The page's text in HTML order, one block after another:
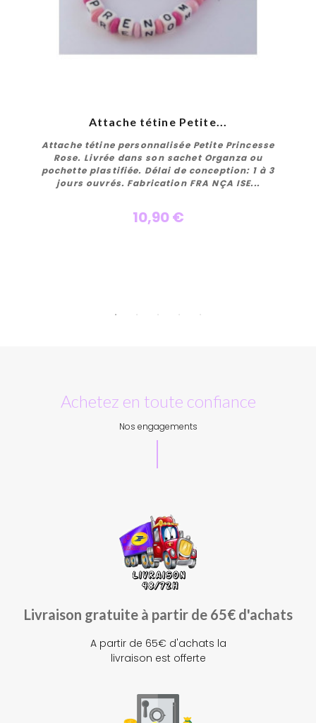
Attache tétine Petite...
Attache tétine personnalisée Petite Princesse
Rose. Livrée dans son sachet Organza ou
pochette plastifiée. Délai de conception: 1 à 3
jours ouvrés. Fabrication FRA NÇA ISE...
10,90 €
Achetez en toute confiance
Nos engagements
Livraison gratuite à partir de 65€ d'achats
A partir de 65€ d'achats la
livraison est offerte